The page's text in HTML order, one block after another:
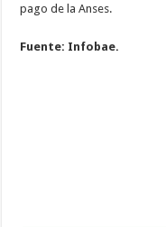
pago de la Anses.
Fuente: Infobae.